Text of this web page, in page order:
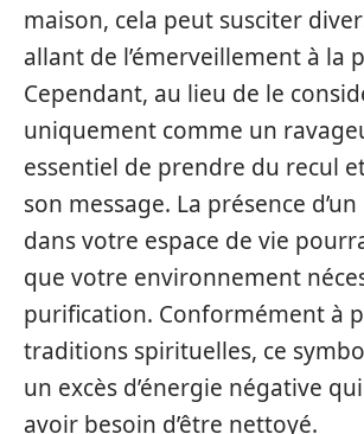
maison, cela peut susciter
allant de l’émerveillement à la
Cependant, au lieu de le
uniquement comme un
essentiel de prendre du recul
son message. La présence
dans votre espace de vie
que votre environnement
purification. Conformément à
traditions spirituelles, ce
un excès d’énergie négative
avoir besoin d’être nettoyé.